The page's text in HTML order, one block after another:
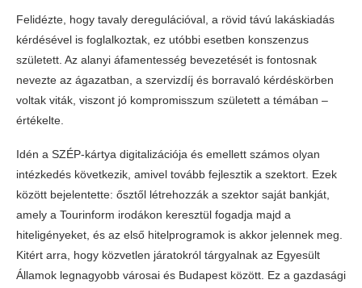
Felidézte, hogy tavaly deregulációval, a rövid távú lakáskiadás
kérdésével is foglalkoztak, ez utóbbi esetben konszenzus
született. Az alanyi áfamentesség bevezetését is fontosnak
nevezte az ágazatban, a szervizdíj és borravaló kérdéskörben
voltak viták, viszont jó kompromisszum született a témában –
értékelte.
Idén a SZÉP-kártya digitalizációja és emellett számos olyan
intézkedés következik, amivel tovább fejlesztik a szektort. Ezek
között bejelentette: ősztől létrehozzák a szektor saját bankját,
amely a Tourinform irodákon keresztül fogadja majd a
hiteligényeket, és az első hitelprogramok is akkor jelennek meg.
Kitért arra, hogy közvetlen járatokról tárgyalnak az Egyesült
Államok legnagyobb városai és Budapest között. Ez a gazdasági